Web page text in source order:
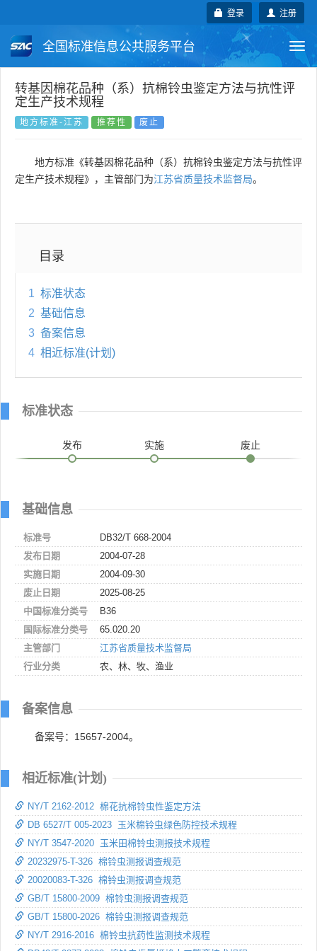
注册
登录
全国标准信息公共服务平台
国家标准 行业标准 地方标准
团体标准 企业标准
国外标准 技术委员会
转基因棉花品种（系）抗棉铃虫鉴定方法与抗性评
定生产技术规程
地方标准-江苏 推荐性 废止
地方标准《转基因棉花品种（系）抗棉铃虫鉴定方法与抗性评
定生产技术规程》，主管部门为江苏省质量技术监督局。
目录
1 标准状态
2 基础信息
3 备案信息
4 相近标准(计划)
标准状态
发布 实施 废止
基础信息
标准号
DB32/T 668-2004
发布日期
2004-07-28
实施日期
2004-09-30
废止日期
2025-08-25
中国标准分类号
B36
国际标准分类号
65.020.20
主管部门
江苏省质量技术监督局
行业分类
农、林、牧、渔业
备案信息
备案号：15657-2004。
相近标准(计划)
NY/T 2162-2012 棉花抗棉铃虫性鉴定方法
DB 6527/T 005-2023 玉米棉铃虫绿色防控技术规程
NY/T 3547-2020 玉米田棉铃虫测报技术规程
20232975-T-326 棉铃虫测报调查规范
20020083-T-326 棉铃虫测报调查规范
GB/T 15800-2009 棉铃虫测报调查规范
GB/T 15800-2026 棉铃虫测报调查规范
NY/T 2916-2016 棉铃虫抗药性监测技术规程